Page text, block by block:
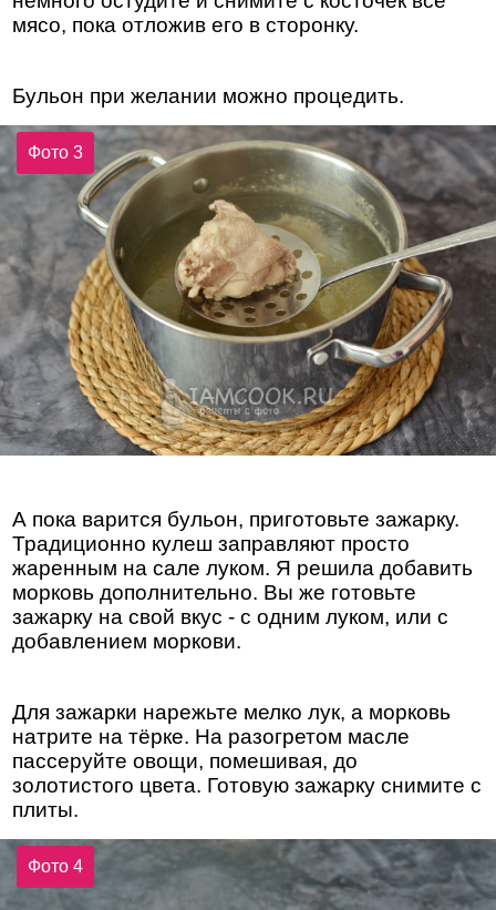
мясо, пока отложив его в сторонку.
Бульон при желании можно процедить.
Фото 3
А пока варится бульон, приготовьте зажарку.
Традиционно кулеш заправляют просто
жаренным на сале луком. Я решила добавить
морковь дополнительно. Вы же готовьте
зажарку на свой вкус - с одним луком, или с
добавлением моркови.
Для зажарки нарежьте мелко лук, а морковь
натрите на тёрке. На разогретом масле
пассеруйте овощи, помешивая, до
золотистого цвета. Готовую зажарку снимите с
плиты.
Фото 4